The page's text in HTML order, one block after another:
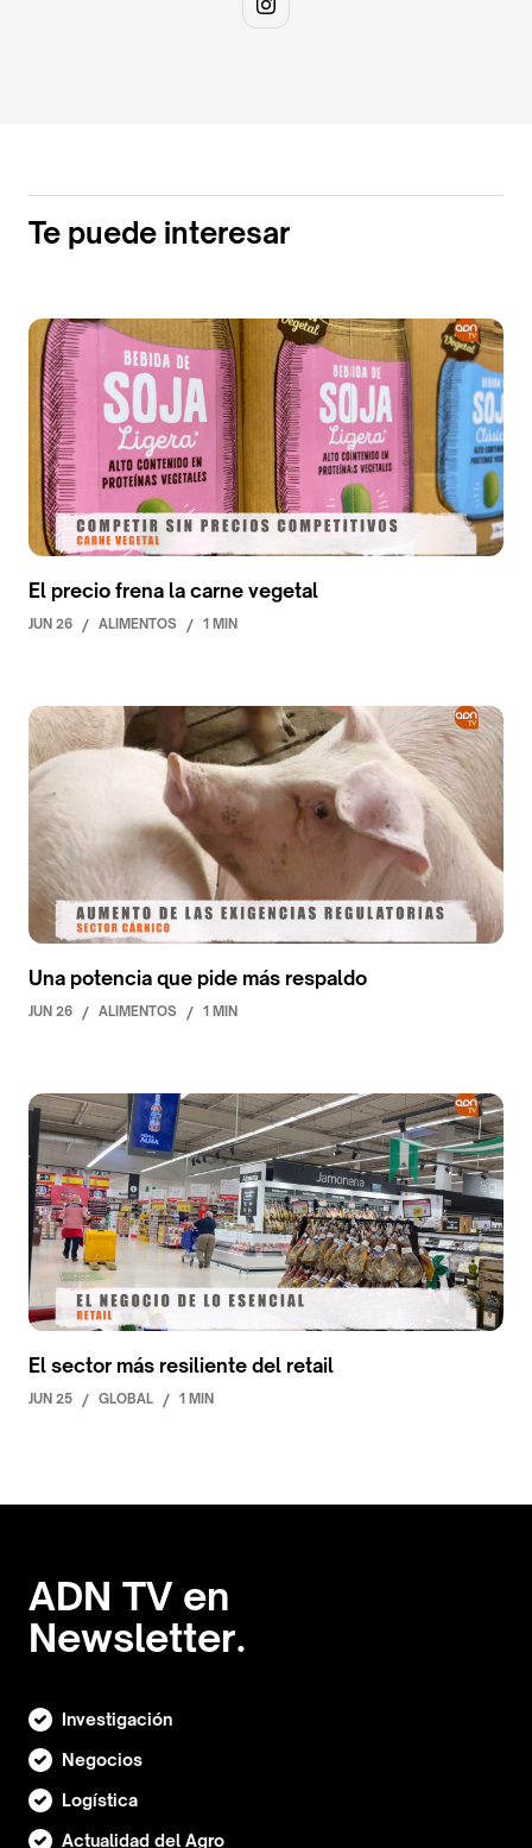
Te puede interesar
El precio frena la carne vegetal
JUN 26 / ALIMENTOS / 1 MIN
Una potencia que pide más respaldo
JUN 26 / ALIMENTOS / 1 MIN
El sector más resiliente del retail
JUN 25 / GLOBAL / 1 MIN
ADN TV en
Newsletter.
Investigación
Negocios
Logística
Actualidad del Agro